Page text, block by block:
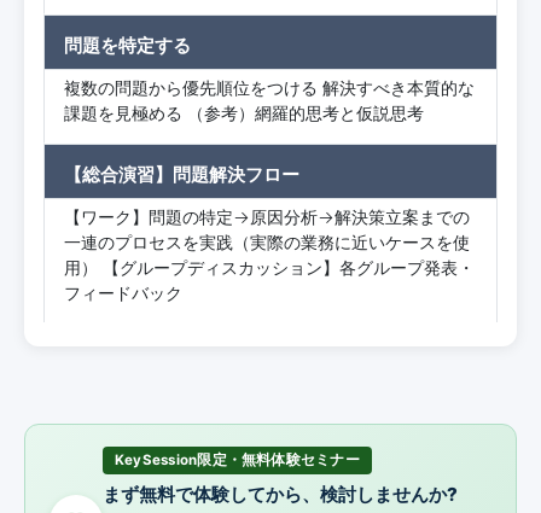
問題を特定する
複数の問題から優先順位をつける 解決すべき本質的な
課題を見極める （参考）網羅的思考と仮説思考
【総合演習】問題解決フロー
【ワーク】問題の特定→原因分析→解決策立案までの
一連のプロセスを実践（実際の業務に近いケースを使
用） 【グループディスカッション】各グループ発表・
フィードバック
KeySession限定・無料体験セミナー
まず無料で体験してから、検討しませんか?